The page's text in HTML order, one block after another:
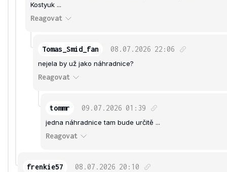
Kostyuk ...
Reagovat
Tomas_Smid_fan 08.07.2026 22:06
nejela by už jako náhradnice?
Reagovat
tommr 09.07.2026 01:39
jedna náhradnice tam bude určitě ...
Reagovat
frenkie57 08.07.2026 20:10